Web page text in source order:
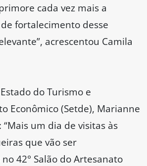
cada vez mais a
fortalecimento desse
acrescentou Camila
do Turismo e
Econômico (Setde), Marianne
“Mais um dia de visitas às
que vão ser
42° Salão do Artesanato